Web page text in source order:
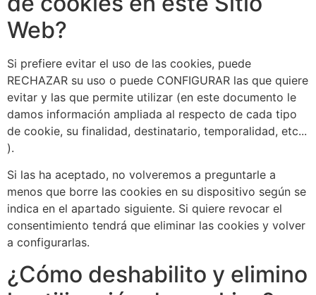
Web?
Si prefiere evitar el uso de las cookies, puede
RECHAZAR su uso o puede CONFIGURAR las que quiere
evitar y las que permite utilizar (en este documento le
damos información ampliada al respecto de cada tipo
de cookie, su finalidad, destinatario, temporalidad, etc...
).
Si las ha aceptado, no volveremos a preguntarle a
menos que borre las cookies en su dispositivo según se
indica en el apartado siguiente. Si quiere revocar el
consentimiento tendrá que eliminar las cookies y volver
a configurarlas.
¿Cómo deshabilito y elimino